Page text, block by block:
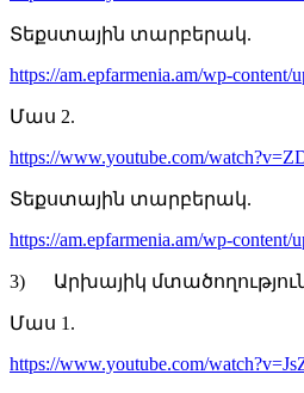
Տեքստային տարբերակ.
https://am.epfarmenia.am/wp-
Մաս 2.
https://www.youtube.com/
Տեքստային տարբերակ.
https://am.epfarmenia.am/wp-
3) Արխայիկ
Մաս 1.
https://www.youtube.com/